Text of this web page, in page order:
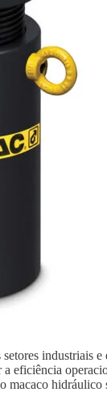
industriais
a eficiência
hidráulico